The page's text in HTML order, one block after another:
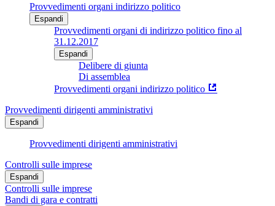
Provvedimenti organi indirizzo politico
Espandi
Provvedimenti organi di indirizzo politico fino al
31.12.2017
Espandi
Delibere di giunta
Di assemblea
Provvedimenti organi indirizzo politico
Provvedimenti dirigenti amministrativi
Espandi
Provvedimenti dirigenti amministrativi
Controlli sulle imprese
Espandi
Controlli sulle imprese
Bandi di gara e contratti